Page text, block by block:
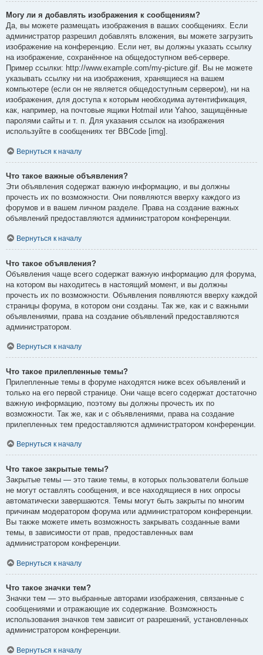
Могу ли я добавлять изображения к сообщениям?
Да, вы можете размещать изображения в ваших сообщениях. Если
администратор разрешил добавлять вложения, вы можете загрузить
изображение на конференцию. Если нет, вы должны указать ссылку
на изображение, сохранённое на общедоступном веб-сервере.
Пример ссылки: http://www.example.com/my-picture.gif. Вы не можете
указывать ссылку ни на изображения, хранящиеся на вашем
компьютере (если он не является общедоступным сервером), ни на
изображения, для доступа к которым необходима аутентификация,
как, например, на почтовые ящики Hotmail или Yahoo, защищённые
паролями сайты и т. п. Для указания ссылок на изображения
используйте в сообщениях тег BBCode [img].
Вернуться к началу
Что такое важные объявления?
Эти объявления содержат важную информацию, и вы должны
прочесть их по возможности. Они появляются вверху каждого из
форумов и в вашем личном разделе. Права на создание важных
объявлений предоставляются администратором конференции.
Вернуться к началу
Что такое объявления?
Объявления чаще всего содержат важную информацию для форума,
на котором вы находитесь в настоящий момент, и вы должны
прочесть их по возможности. Объявления появляются вверху каждой
страницы форума, в котором они созданы. Так же, как и с важными
объявлениями, права на создание объявлений предоставляются
администратором.
Вернуться к началу
Что такое прилепленные темы?
Прилепленные темы в форуме находятся ниже всех объявлений и
только на его первой странице. Они чаще всего содержат достаточно
важную информацию, поэтому вы должны прочесть их по
возможности. Так же, как и с объявлениями, права на создание
прилепленных тем предоставляются администратором конференции.
Вернуться к началу
Что такое закрытые темы?
Закрытые темы — это такие темы, в которых пользователи больше
не могут оставлять сообщения, и все находящиеся в них опросы
автоматически завершаются. Темы могут быть закрыты по многим
причинам модератором форума или администратором конференции.
Вы также можете иметь возможность закрывать созданные вами
темы, в зависимости от прав, предоставленных вам
администратором конференции.
Вернуться к началу
Что такое значки тем?
Значки тем — это выбранные авторами изображения, связанные с
сообщениями и отражающие их содержание. Возможность
использования значков тем зависит от разрешений, установленных
администратором конференции.
Вернуться к началу